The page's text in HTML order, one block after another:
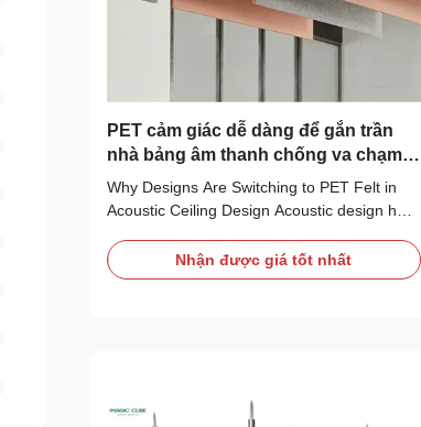
PET cảm giác dễ dàng để gắn trần
nhà bảng âm thanh chống va chạm
tùy chỉnh
Why Designs Are Switching to PET Felt in
Acoustic Ceiling Design Acoustic design has
architecture. Over time, designers, architects
and building owners have tried a variety of
Nhận được giá tốt nhất